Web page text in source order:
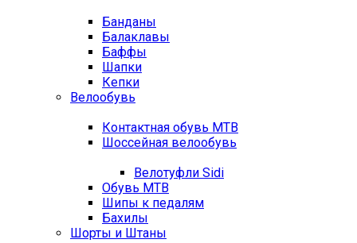
Банданы
Балаклавы
Баффы
Шапки
Кепки
Велообувь
Контактная обувь MTB
Шоссейная велообувь
Велотуфли Sidi
Обувь MTB
Шипы к педалям
Бахилы
Шорты и Штаны